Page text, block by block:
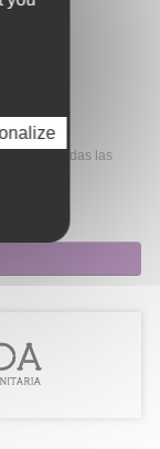
al día de todas las